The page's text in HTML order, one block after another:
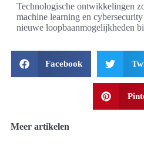
Technologische ontwikkelingen
machine learning en
nieuwe loopbaanmogelijkheden
Facebook
Meer artikelen